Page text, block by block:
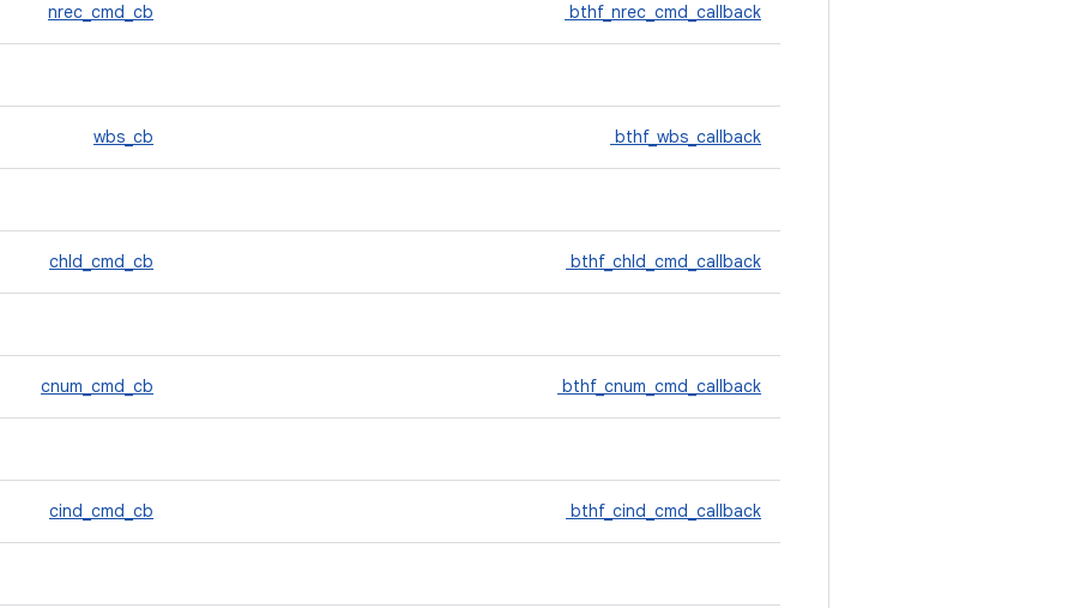
bthf_nrec_cmd_callback
nrec_cmd_cb
bthf_wbs_callback
wbs_cb
bthf_chld_cmd_callback
chld_cmd_cb
bthf_cnum_cmd_callback
cnum_cmd_cb
bthf_cind_cmd_callback
cind_cmd_cb